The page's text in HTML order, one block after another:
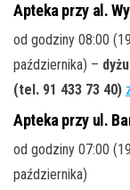
Apteka przy al.
od godziny 08:00
października) –
(tel. 91 433 73 40)
Apteka przy ul.
od godziny 07:00
października)